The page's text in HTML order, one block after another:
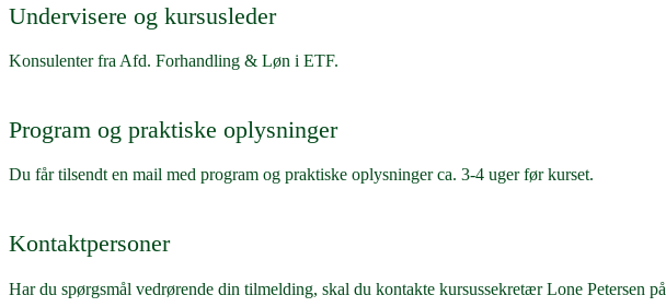
Undervisere og kursusleder
Konsulenter fra Afd. Forhandling & Løn i ETF.
Program og praktiske oplysninger
Du får tilsendt en mail med program og praktiske oplysninger ca. 3-4 uger før kurset.
Kontaktpersoner
Har du spørgsmål vedrørende din tilmelding, skal du kontakte kursussekretær Lone Petersen på